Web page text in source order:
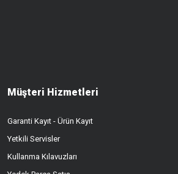
Müşteri Hizmetleri
Garanti Kayıt - Ürün Kayıt
Yetkili Servisler
Kullanma Kılavuzları